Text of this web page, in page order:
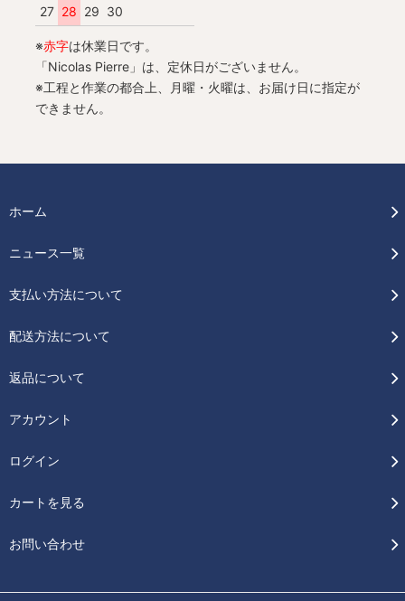
27 28 29 30
※赤字は休業日です。
「Nicolas Pierre」は、定休日がございません。
※工程と作業の都合上、月曜・火曜は、お届け日に指定が
できません。
ホーム
ニュース一覧
支払い方法について
配送方法について
返品について
アカウント
ログイン
カートを見る
お問い合わせ